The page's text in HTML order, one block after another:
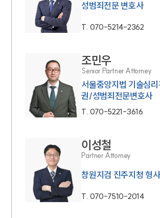
성범죄전문 변호사
T. 070-5214-2362
조민우
Senior Partner Attorney
서울중앙지법 기술심
권/성범죄전문변호사
T. 070-5221-3616
이성철
Partner Attorney
창원지검 진주지청 형
T. 070-7510-2014